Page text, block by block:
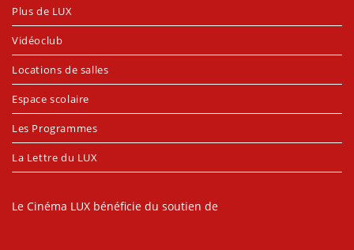
Plus de LUX
Vidéoclub
Locations de salles
Espace scolaire
Les Programmes
La Lettre du LUX
Le Cinéma LUX bénéficie du soutien de